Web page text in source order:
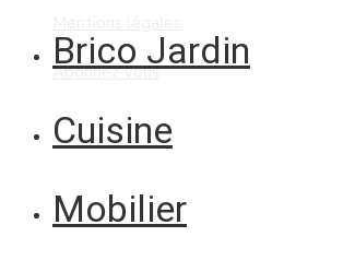
Abonnez-vous
Brico Jardin
Cuisine
Mobilier